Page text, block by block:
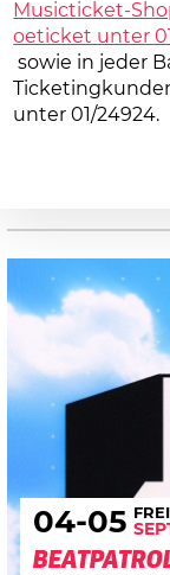
Musicticket-
oeticket unter
sowie in jeder
unter 01/24924.
04-05